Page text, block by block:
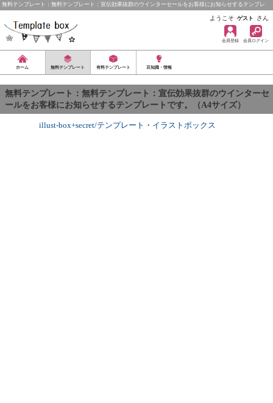
無料テンプレート：無料テンプレート：宣伝効果抜群のウインターセールをお客様にお知らせするテンプレ
ー…
ようこそ ゲスト さん
会員登録 会員ログイン
ホーム 無料テンプレート 有料テンプレート 豆知識・情報
無料テンプレート：無料テンプレート：宣伝効果抜群のウインターセ
ールをお客様にお知らせするテンプレートです。（A4サイズ）
illust-box+secret/テンプレート ・ イラストボックス